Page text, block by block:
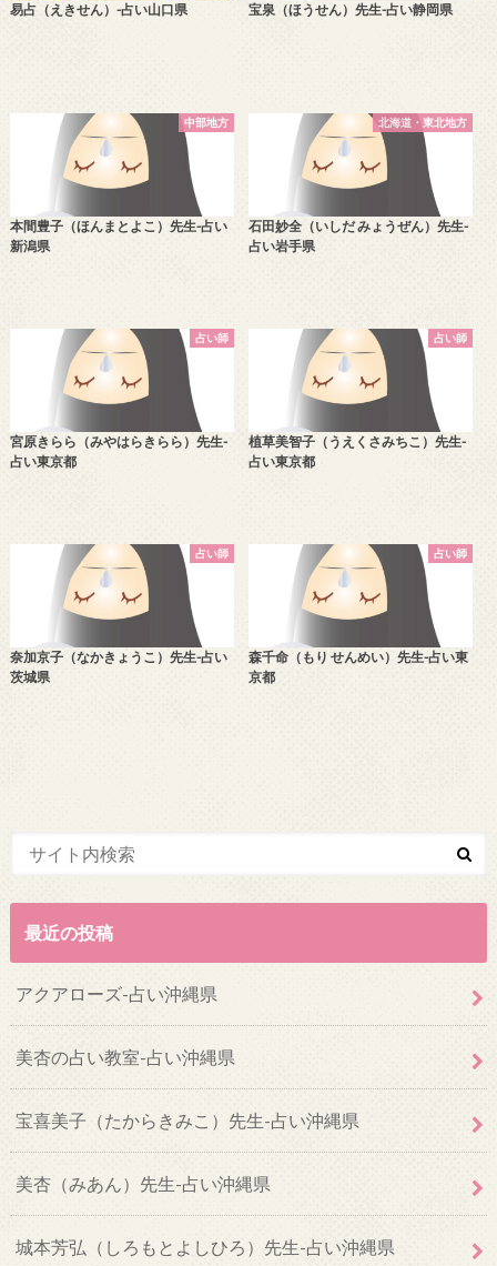
易占（えきせん）-占い山口県 宝泉（ほうせん）先生-占い静岡県
中部地方
本間豊子（ほんまとよこ）先生-占い
新潟県
北海道・東北地方
石田妙全（いしだ みょうぜん）先生-
占い岩手県
占い師
宮原きらら（みやはらきらら）先生-
占い東京都
占い師
植草美智子（うえくさみちこ）先生-
占い東京都
占い師
奈加京子（なかきょうこ）先生-占い
茨城県
占い師
森千命（もり せんめい）先生-占い東
京都
最近の投稿
アクアローズ-占い沖縄県
美杏の占い教室-占い沖縄県
宝喜美子（たからきみこ）先生-占い沖縄県
美杏（みあん）先生-占い沖縄県
城本芳弘（しろもとよしひろ）先生-占い沖縄県